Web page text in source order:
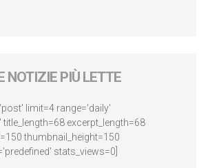
NOTIZIE PIÙ LETTE
limit=4 range='daily'
excerpt_length=68
thumbnail_height=150
stats_views=0]